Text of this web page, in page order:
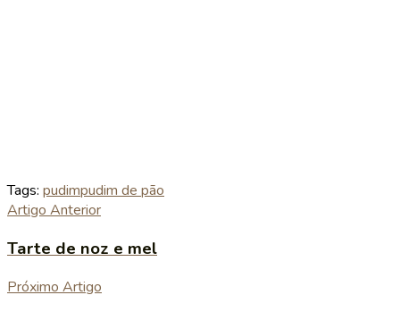
Tags: pudimpudim de pão
Artigo Anterior
Tarte de noz e mel
Próximo Artigo